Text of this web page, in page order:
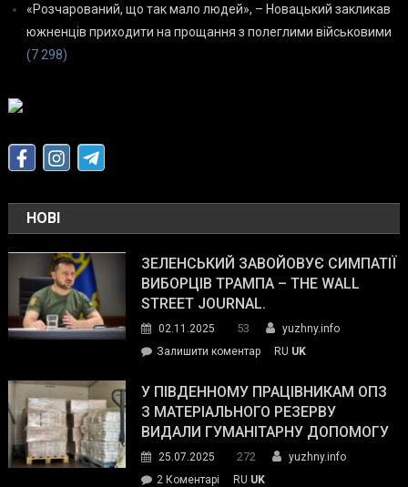
«Розчарований, що так мало людей», – Новацький закликав
южненців приходити на прощання з полеглими військовими
(7 298)
НОВІ
ЗЕЛЕНСЬКИЙ ЗАВОЙОВУЄ СИМПАТІЇ
ВИБОРЦІВ ТРАМПА – THE WALL
STREET JOURNAL.
02.11.2025 53
yuzhny.info
Залишити коментарon
завойовує
симпатії
виборців
The
RU UK
У ПІВДЕННОМУ ПРАЦІВНИКАМ ОПЗ
З МАТЕРІАЛЬНОГО РЕЗЕРВУ
ВИДАЛИ ГУМАНІТАРНУ ДОПОМОГУ
25.07.2025 272
yuzhny.info
2 Коментарі
RU UK